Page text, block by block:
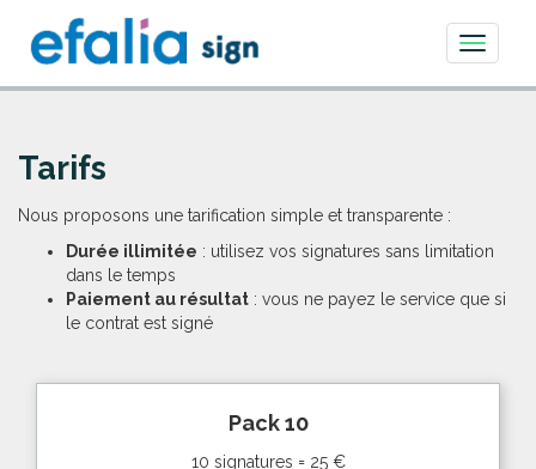
Toggle
Tarifs
Nous proposons une tarification simple et transparente :
Durée illimitée : utilisez vos signatures sans limitation
dans le temps
Paiement au résultat : vous ne payez le service que si
le contrat est signé
Pack 10
10 signatures = 25 €